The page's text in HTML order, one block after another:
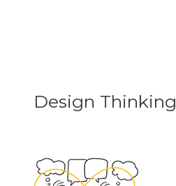
Design Thinking